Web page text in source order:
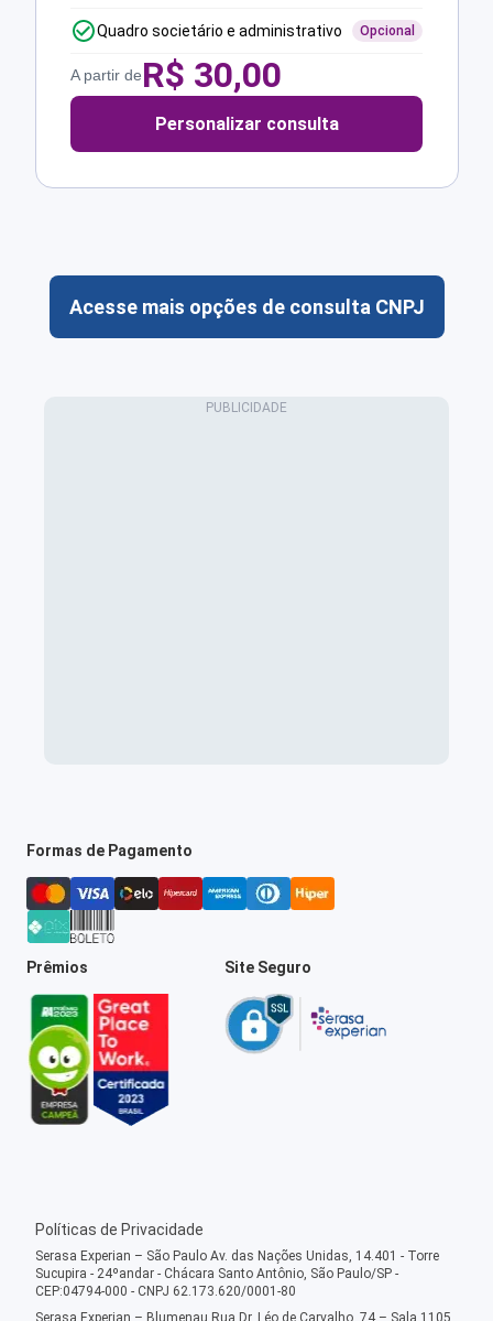
Quadro societário e administrativo Opcional
A partir deR$ 30,00
Personalizar consulta
Acesse mais opções de consulta CNPJ
Formas de Pagamento
Prêmios Site Seguro
Políticas de Privacidade
Serasa Experian – São Paulo Av. das Nações Unidas, 14.401 - Torre
Sucupira - 24ºandar - Chácara Santo Antônio, São Paulo/SP -
CEP:04794-000 - CNPJ 62.173.620/0001-80
Serasa Experian – Blumenau Rua Dr. Léo de Carvalho, 74 – Sala 1105